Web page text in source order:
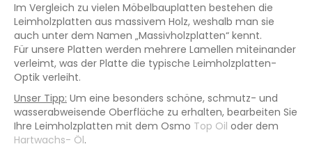
Im Vergleich zu vielen Möbelbauplatten bestehen die
Leimholzplatten aus massivem Holz, weshalb man sie
auch unter dem Namen „Massivholzplatten“ kennt.
Für unsere Platten werden mehrere Lamellen miteinander
verleimt, was der Platte die typische Leimholzplatten-
Optik verleiht.
Unser Tipp: Um eine besonders schöne, schmutz- und
wasserabweisende Oberfläche zu erhalten, bearbeiten Sie
Ihre Leimholzplatten mit dem Osmo Top Oil oder dem
Hartwachs- Öl.